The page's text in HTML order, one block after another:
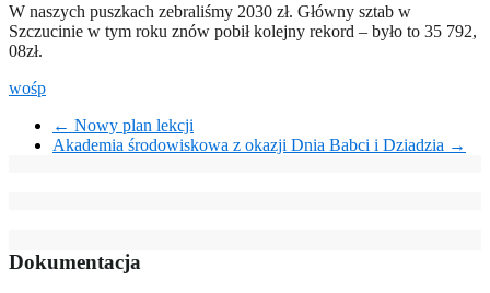
W naszych puszkach zebraliśmy 2030 zł. Główny sztab w
Szczucinie w tym roku znów pobił kolejny rekord – było to 35 792,
08zł.
wośp
← Nowy plan lekcji
Akademia środowiskowa z okazji Dnia Babci i Dziadzia →
Dokumentacja